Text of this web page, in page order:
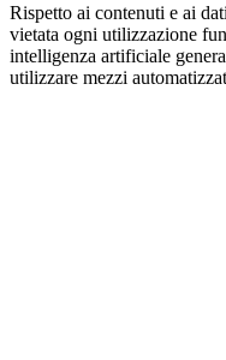
Rispetto ai contenuti e ai
vietata ogni utilizzazione
intelligenza artificiale
utilizzare mezzi